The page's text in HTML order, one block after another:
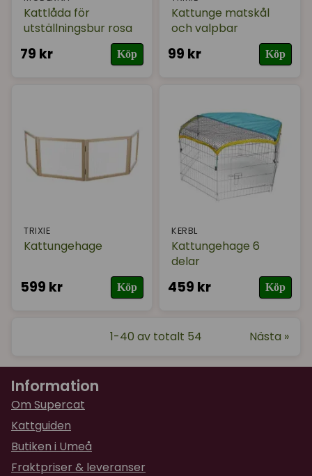
Kattlåda för
utställningsbur rosa
79 kr Köp
Kattunge matskål
och valpbar
99 kr Köp
TRIXIE
Kattungehage
599 kr Köp
KERBL
Kattungehage 6
delar
459 kr Köp
1-40 av totalt 54 Nästa »
Information
Om Supercat
Kattguiden
Butiken i Umeå
Fraktpriser & leveranser